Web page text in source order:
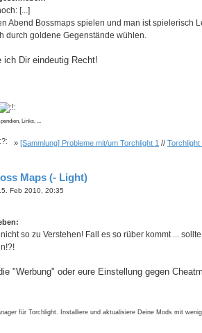
[...]
Abend Bossmaps spielen und man ist spielerisch
durch goldene Gegenstände wühlen.
ich Dir eindeutig Recht!
Links, ...
» [Sammlung] Probleme mit/um Torchlight 1 // Torchlight
Maps (- Light)
Feb 2010, 20:35
so zu Verstehen! Fall es so rüber kommt ... sollte
"Werbung" oder eure Einstellung gegen
für Torchlight. Installiere und aktualisiere Deine Mods mit